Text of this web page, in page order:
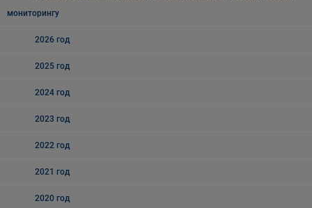
мониторингу
2026 год
2025 год
2024 год
2023 год
2022 год
2021 год
2020 год